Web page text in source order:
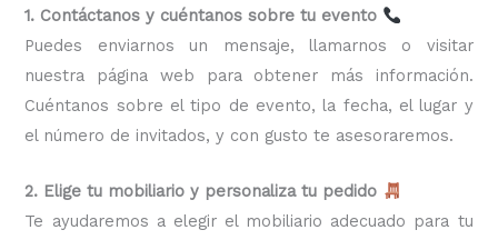
1. Contáctanos y cuéntanos sobre tu evento
Puedes enviarnos un mensaje, llamarnos o visitar
nuestra página web para obtener más información.
Cuéntanos sobre el tipo de evento, la fecha, el lugar y
el número de invitados, y con gusto te asesoraremos.
2. Elige tu mobiliario y personaliza tu pedido
Te ayudaremos a elegir el mobiliario adecuado para tu